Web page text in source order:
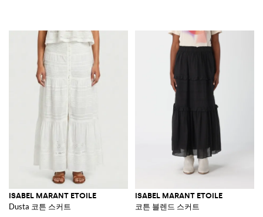
ISABEL MARANT ETOILE
Dusta 코튼 스커트
ISABEL MARANT ETOILE
코튼 블렌드 스커트